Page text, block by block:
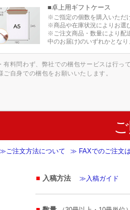
■卓上用ギフトケース
※ご指定の個数を購入いただ
※商品や在庫状況によりお選
※ご注文商品・数量により配
中のお届け)のいずれかとなり
有料問わず、弊社での梱包サービスは行っ
ご自身での梱包をお願いいたします。
≫ご注文方法について ≫ FAXでのご注文
入稿方法 ≫入稿ガイド